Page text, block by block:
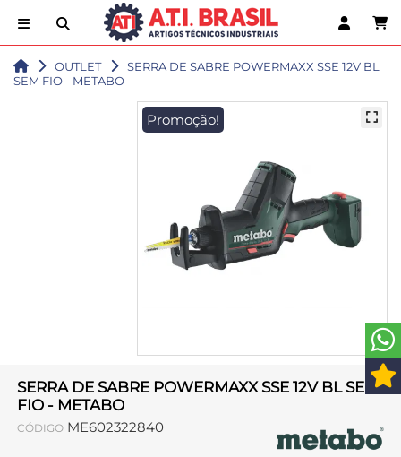
OUTLET
SERRA DE SABRE POWERMAXX SSE 12V BL
SEM FIO - METABO
Promoção!
SERRA DE SABRE POWERMAXX SSE 12V BL SEM
FIO - METABO
CÓDIGO ME602322840